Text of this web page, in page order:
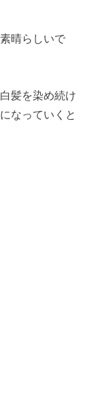
晴らしいで
髪を染め続け
なっていくと